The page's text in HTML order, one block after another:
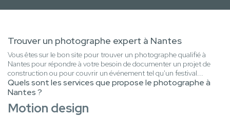
Trouver un photographe expert à Nantes
Vous êtes sur le bon site pour trouver un photographe qualifié à
Nantes pour répondre à votre besoin de documenter un projet de
construction ou pour couvrir un événement tel qu'un festival...
Quels sont les services que propose le photographe à
Nantes ?
Motion design